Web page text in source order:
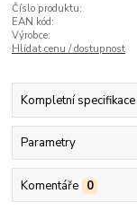
Číslo produktu:
EAN kód:
Výrobce:
Hlídat cenu / dostupnost
Kompletní specifikace
Parametry
Komentáře 0